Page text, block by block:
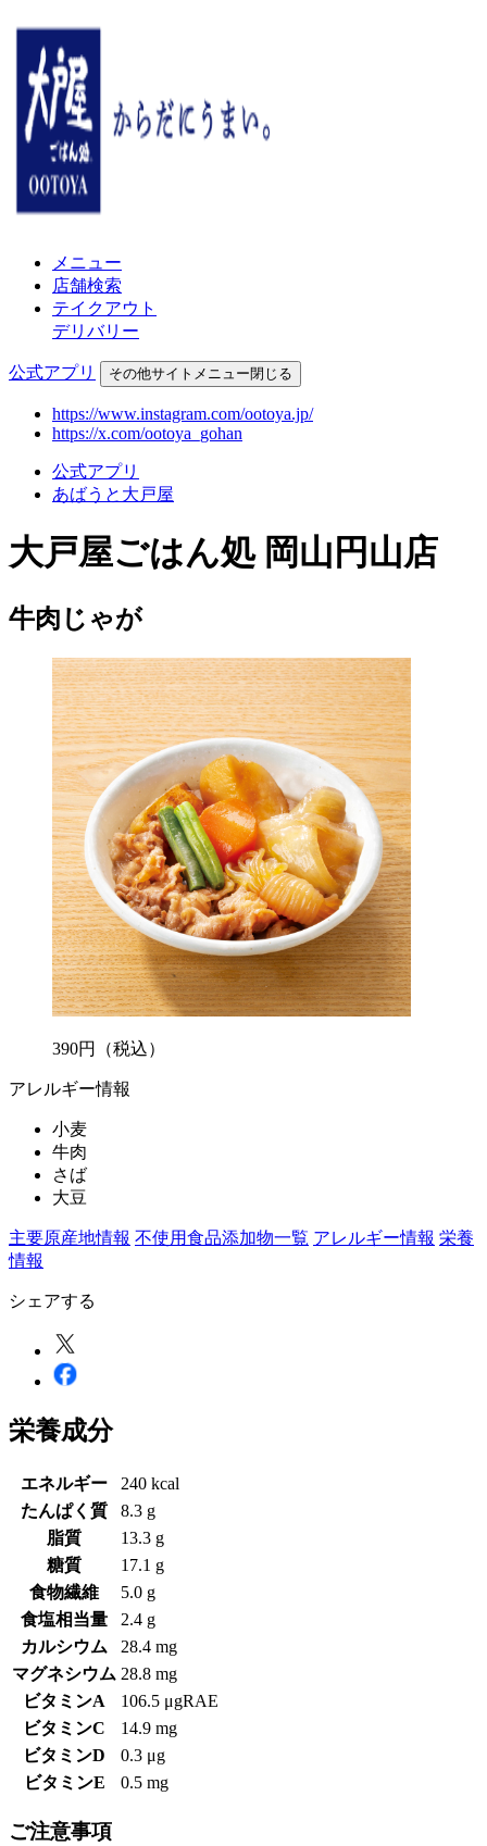
メニュー
店舗検索
テイクアウト
デリバリー
公式アプリ その他サイトメニュー閉じる
https://www.instagram.com/ootoya.jp/
https://x.com/ootoya_gohan
公式アプリ
あばうと大戸屋
大戸屋ごはん処 岡山円山店
牛肉じゃが
390円 （税込）
アレルギー情報
小麦
牛肉
さば
大豆
主要原産地情報 不使用食品添加物一覧 アレルギー情報 栄養
情報
シェアする
栄養成分
エネルギー
240 kcal
たんぱく質
8.3 g
脂質
13.3 g
糖質
17.1 g
食物繊維
5.0 g
食塩相当量
2.4 g
カルシウム
28.4 mg
マグネシウム 28.8 mg
ビタミンA
106.5 μgRAE
ビタミンC
14.9 mg
ビタミンD
0.3 μg
ビタミンE
0.5 mg
ご注意事項